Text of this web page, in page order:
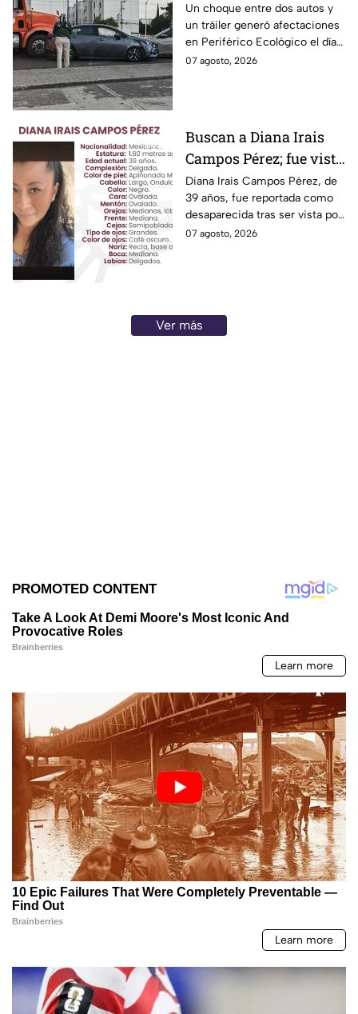
Grace Palomares
que salir a pedir disculpas…
pero la pregunta es: ¿Basta
con decir “me equivoqué”
cada vez que una declaración
genera indignación?
en Periférico Ecológico
hoy viernes
Un choque entre dos autos y
un tráiler generó afectaciones
en Periférico Ecológico el día
de hoy, con dirección a la 24
07 agosto, 2026
Buscan a Diana Irais
Campos Pérez; fue vista
por última vez en la
ciudad de Puebla
Diana Irais Campos Pérez, de
39 años, fue reportada como
desaparecida tras ser vista por
última vez el 6 de agosto en
07 agosto, 2026
Ver más